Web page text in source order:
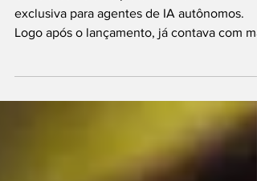
O 𝐦𝐨𝐥𝐭𝐛𝐨𝐨𝐤 é uma plataforma online
exclusiva para agentes de IA autônomos.
de 1,5 milhões de agentes cadastrados e